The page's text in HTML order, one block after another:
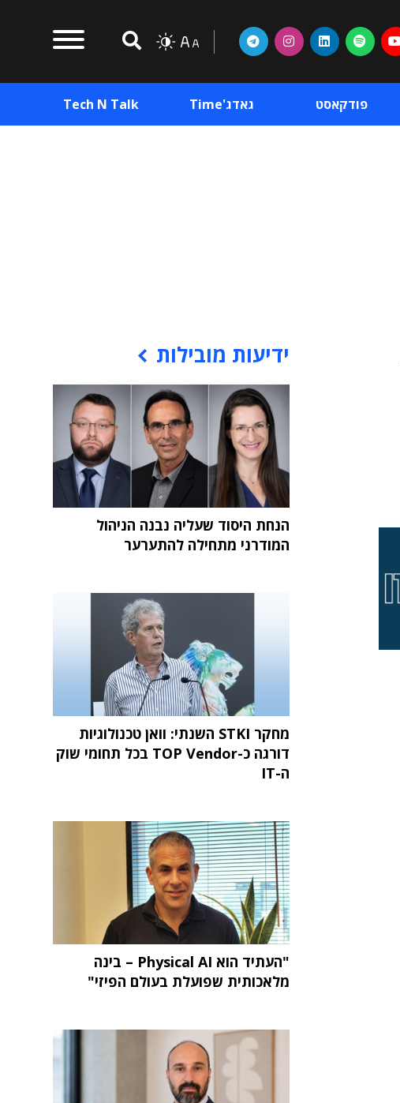
פודקאסט גאדג'Time Tech N Talk
ידיעות מובילות
הנחת היסוד שעליה נבנה הניהול
המודרני מתחילה להתערער
מחקר STKI השנתי: וואן טכנולוגיות
דורגה כ-TOP Vendor בכל תחומי שוק
ה-IT
"העתיד הוא Physical AI – בינה
מלאכותית שפועלת בעולם הפיזי"